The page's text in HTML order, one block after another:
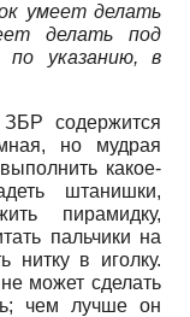
умеет делать
делать под
указанию, в
содержится
но мудрая
какое-
штанишки,
пирамидку,
пальчики на
нитку в иголку.
может сделать
чем лучше он